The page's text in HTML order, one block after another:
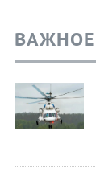
ВАЖНОЕ